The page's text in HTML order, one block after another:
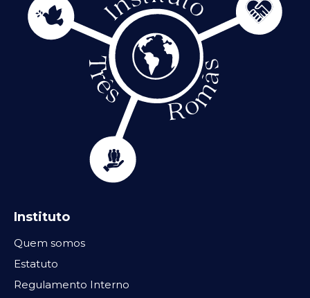
Instituto
Quem somos
Estatuto
Regulamento Interno